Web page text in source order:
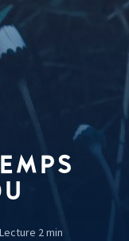
Lecture 2 min